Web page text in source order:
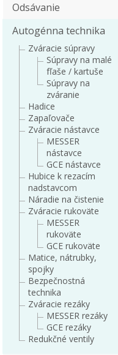
Odsávanie
Autogénna technika
Zváracie súpravy
Súpravy na malé
fľaše / kartuše
Súpravy na
zváranie
Hadice
Zapaľovače
Zváracie nástavce
MESSER
nástavce
GCE nástavce
Hubice k rezacím
nadstavcom
Náradie na čistenie
Zváracie rukoväte
MESSER
rukoväte
GCE rukoväte
Matice, nátrubky,
spojky
Bezpečnostná
technika
Zváracie rezáky
MESSER rezáky
GCE rezáky
Redukčné ventily